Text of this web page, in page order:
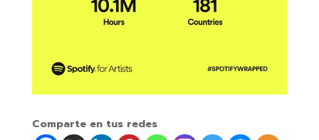
Comparte en tus redes